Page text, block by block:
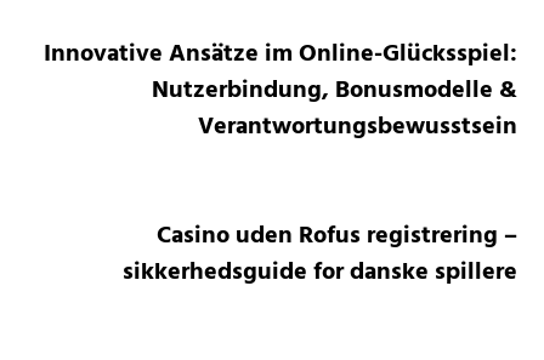
Innovative Ansätze im Online-Glücksspiel:
Nutzerbindung, Bonusmodelle &
Verantwortungsbewusstsein
Casino uden Rofus registrering –
sikkerhedsguide for danske spillere